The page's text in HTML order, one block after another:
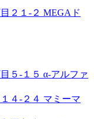
２１-２ MEGAド
５-１５ α-アルファ
４-２４ マミーマ